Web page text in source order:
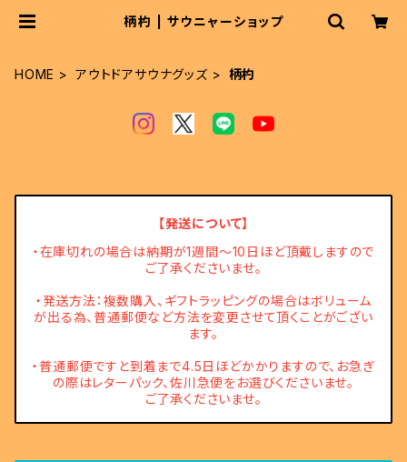
柄杓 | サウニャーショップ
HOME アウトドアサウナグッズ 柄杓
【発送について】
・在庫切れの場合は納期が1週間～10日ほど頂戴しますので
ご了承くださいませ。
・発送方法：複数購入、ギフトラッピングの場合はボリューム
が出る為、普通郵便など方法を変更させて頂くことがござい
ます。
・普通郵便ですと到着まで4.5日ほどかかりますので、お急ぎ
の際はレターパック、佐川急便をお選びくださいませ。
ご了承くださいませ。